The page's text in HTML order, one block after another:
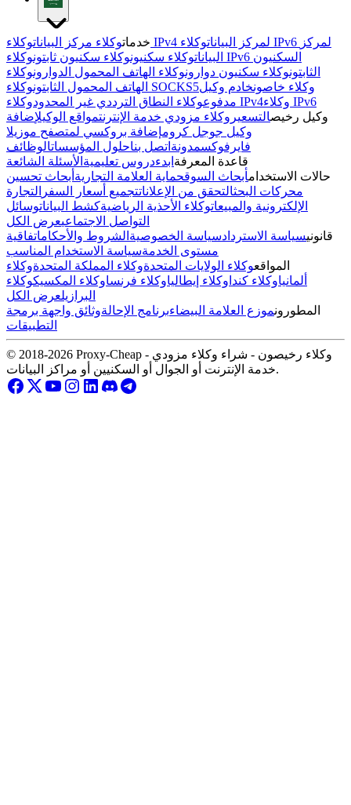
خدماتوكلاء مركز البيانات وكلاء IPv4 لمركز البياناتوكلاء IPv6 لمركز
البياناتوكلاء سكنيونوكلاء سكنيون ثابتونوكلاء IPv6 السكنيون
الثابتونوكلاء سكنيون دوارونوكلاء الهاتف المحمول الدوارونوكلاء
الهاتف المحمول الثابتون وكلاء SOCKS5 وكلاء خاصونخادم وكيل
مدفوعوكلاء النطاق الترددي غير المحدود وكلاء IPv4
وكلاء IPv6
وكيل رخيصالتسعير وكلاء مزودي خدمة الإنترنتمواقع الوكيلإضافة
وكيل جوجل كرومإضافة بروكسي لمتصفح موزيلا
فايرفوكسمدونة اتصل بناحلول المؤسساتالوظائف
قاعدة المعرفة ابدءدروس تعليمية الأسئلة الشائعة
حالات الاستخدامأبحاث السوقحماية العلامة التجارية أبحاث تحسين
محركات البحثالتحقق من الإعلاناتتجميع أسعار السفر التجارة
الإلكترونية والمبيعاتوكلاء الأحذية الرياضيةكشط البياناتوسائل
التواصل الاجتماعيعرض الكل
قانونيسياسة الاستردادسياسة الخصوصية الشروط والأحكاماتفاقية
مستوى الخدمةسياسة الاستخدام المناسب
المواقعوكلاء الولايات المتحدةوكلاء المملكة المتحدةوكلاء
ألمانياوكلاء كندا وكلاء إيطالياوكلاء فرنساوكلاء المكسيكوكلاء
البرازيلعرض الكل
المطورونموزع العلامة البيضاءبرنامج الإحالةوثائق واجهة برمجة
التطبيقات
© 2018-2026 Proxy-Cheap - وكلاء رخيصون - شراء وكلاء مزودي
خدمة الإنترنت أو الجوال أو السكنيين أو مراكز البيانات.